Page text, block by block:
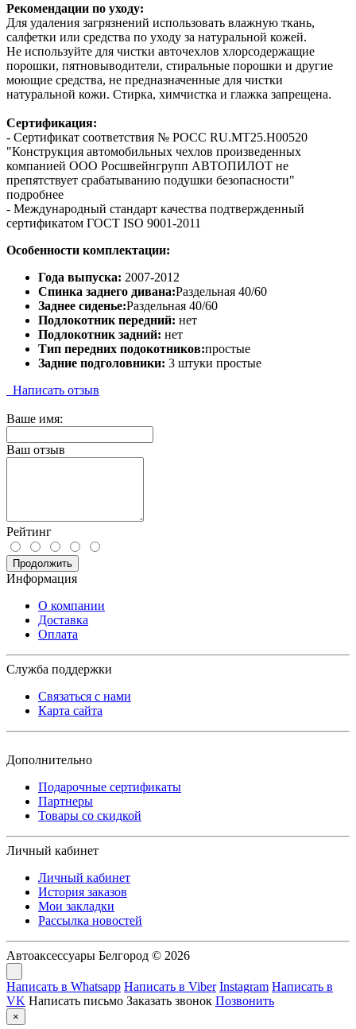
Рекомендации по уходу:
Для удаления загрязнений использовать влажную ткань,
салфетки или средства по уходу за натуральной кожей.
Не используйте для чистки авточехлов хлорсодержащие
порошки, пятновыводители, стиральные порошки и другие
моющие средства, не предназначенные для чистки
натуральной кожи. Стирка, химчистка и глажка запрещена.
Сертификация:
- Сертификат соответствия № РОСС RU.МТ25.Н00520
"Конструкция автомобильных чехлов произведенных
компанией ООО Росшвейнгрупп АВТОПИЛОТ не
препятствует срабатыванию подушки безопасности"
подробнее
- Международный стандарт качества подтвержденный
сертификатом ГОСТ ISO 9001-2011
Особенности комплектации:
Года выпуска: 2007-2012
Спинка заднего дивана:Раздельная 40/60
Заднее сиденье:Раздельная 40/60
Подлокотник передний: нет
Подлокотник задний: нет
Тип передних подокотников:простые
Задние подголовники: 3 штуки простые
Написать отзыв
Ваше имя:
Ваш отзыв
Рейтинг
Продолжить
Информация
О компании
Доставка
Оплата
Служба поддержки
Связаться с нами
Карта сайта
Дополнительно
Подарочные сертификаты
Партнеры
Товары со скидкой
Личный кабинет
Личный кабинет
История заказов
Мои закладки
Рассылка новостей
Автоаксессуары Белгород © 2026
Написать в Whatsapp Написать в Viber Instagram Написать в
VK Написать письмо Заказать звонок Позвонить
×